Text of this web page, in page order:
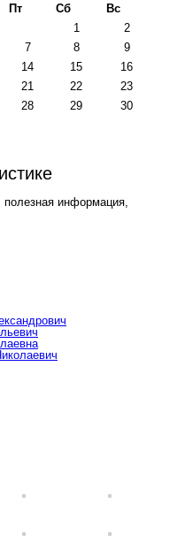
Пт Сб
Вс
1
2
7 8
9
14 15
16
21 22
23
28 29
30
полезная информация,